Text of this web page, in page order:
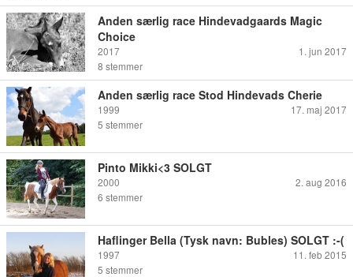
Anden særlig race Hindevadgaards Magic
Choice
2017
1. jun 2017
8 stemmer
Anden særlig race Stod Hindevads Cherie
1999
17. maj 2017
5 stemmer
Pinto Mikki<3 SOLGT
2000
2. aug 2016
6 stemmer
Haflinger Bella (Tysk navn: Bubles) SOLGT :-(
1997
11. feb 2015
5 stemmer